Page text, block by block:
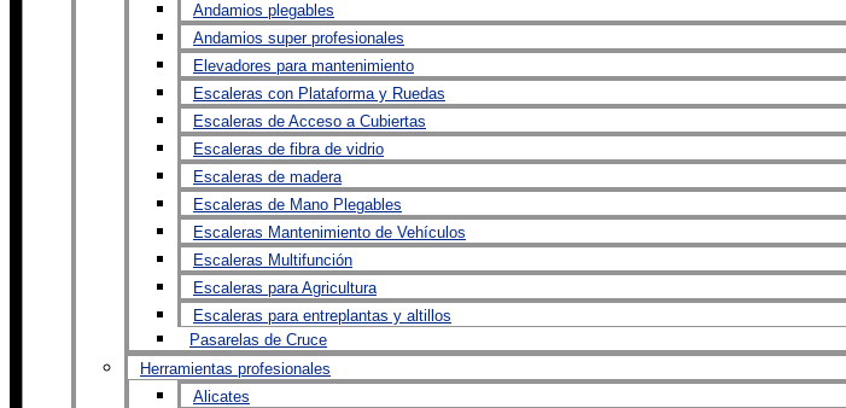
Andamios plegables
Andamios super profesionales
Elevadores para mantenimiento
Escaleras con Plataforma y Ruedas
Escaleras de Acceso a Cubiertas
Escaleras de fibra de vidrio
Escaleras de madera
Escaleras de Mano Plegables
Escaleras Mantenimiento de Vehículos
Escaleras Multifunción
Escaleras para Agricultura
Escaleras para entreplantas y altillos
Pasarelas de Cruce
Herramientas profesionales
Alicates